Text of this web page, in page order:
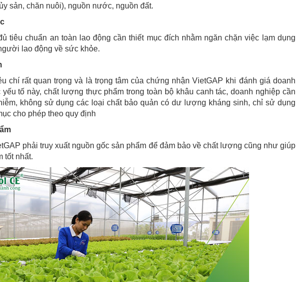
sản, chăn nuôi), nguồn nước, nguồn đất.
tiêu chuẩn an toàn lao động cần thiết mục đích nhằm ngăn chặn việc lạm dụng
lao động về sức khỏe.
chí rất quan trọng và là trọng tâm của chứng nhận VietGAP khi đánh giá doanh
tố này, chất lượng thực phẩm trong toàn bộ khâu canh tác, doanh nghiệp cần
không sử dụng các loại chất bảo quản có dư lượng kháng sinh, chỉ sử dụng
cho phép theo quy định
phải truy xuất nguồn gốc sản phẩm để đảm bảo về chất lượng cũng như giúp
tốt nhất.